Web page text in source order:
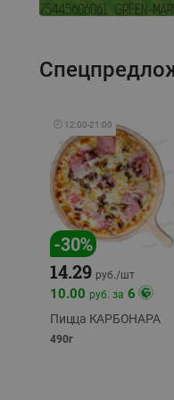
🕘 12:00-21:00
-30%
14.29 руб./шт
10.00 руб. за 6
Пицца КАРБОНАРА
490г